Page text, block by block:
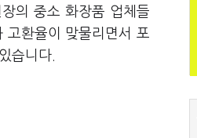
의 중소 화장품 업체들
고환율이 맞물리면서 포
습니다.